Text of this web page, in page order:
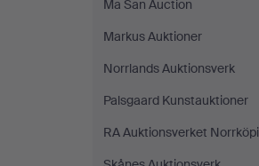
Ma San Auction
Markus Auktioner
Norrlands Auktionsverk
Palsgaard Kunstauktioner
RA Auktionsverket